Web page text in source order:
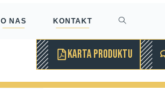
O NAS KONTAKT
KARTA PRODUKTU